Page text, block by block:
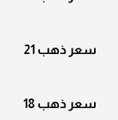
سعر ذهب 21
سعر ذهب 18